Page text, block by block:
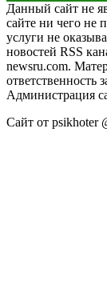
Данный сайт не
сайте ни чего не
услуги не
новостей RSS
newsru.com.
ответственность
Администрация
Сайт от psikhoter